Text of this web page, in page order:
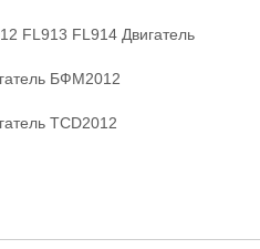
FL913 FL914 Двигатель
БФМ2012
TCD2012